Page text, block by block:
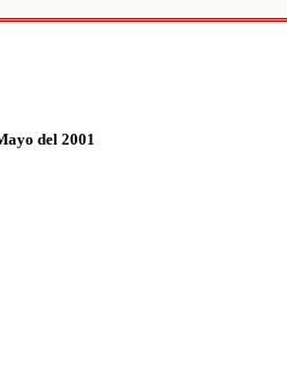
del 2001